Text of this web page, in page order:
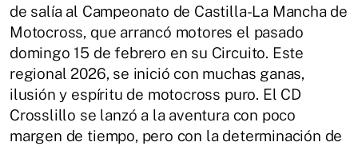
de salía al Campeonato de Castilla-La Mancha de
Motocross, que arrancó motores el pasado
domingo 15 de febrero en su Circuito. Este
regional 2026, se inició con muchas ganas,
ilusión y espíritu de motocross puro. El CD
Crosslillo se lanzó a la aventura con poco
margen de tiempo, pero con la determinación de